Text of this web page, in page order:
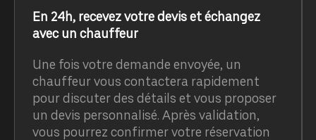
En 24h, recevez votre devis et échangez
avec un chauffeur
Une fois votre demande envoyée, un
chauffeur vous contactera rapidement
pour discuter des détails et vous proposer
un devis personnalisé. Après validation,
vous pourrez confirmer votre réservation